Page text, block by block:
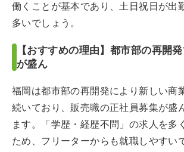
働くことが基本であり、土日祝日が出
多いでしょう。
【おすすめの理由】都市部の再開
が盛ん
福岡は都市部の再開発により新しい商
続いており、販売職の正社員募集が盛
ます。「学歴・経歴不問」の求人を多
ため、フリーターからも就職しやすい